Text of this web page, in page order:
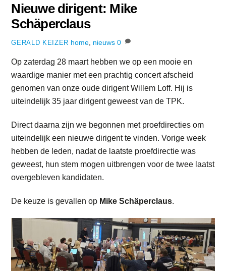
Nieuwe dirigent: Mike
Schäperclaus
GERALD KEIZER home, nieuws 0
Op zaterdag 28 maart hebben we op een mooie en
waardige manier met een prachtig concert afscheid
genomen van onze oude dirigent Willem Loff. Hij is
uiteindelijk 35 jaar dirigent geweest van de TPK.
Direct daarna zijn we begonnen met proefdirecties om
uiteindelijk een nieuwe dirigent te vinden. Vorige week
hebben de leden, nadat de laatste proefdirectie was
geweest, hun stem mogen uitbrengen voor de twee laatst
overgebleven kandidaten.
De keuze is gevallen op Mike Schäperclaus.